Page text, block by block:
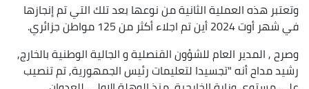
وتعتبر هذه العملية الثانية من نوعها بعد تلك التي تم إنجازها
في شهر أوت 2024 أين تم اجلاء أكثر من 125 مواطن جزائري.
وصرح , المدير العام للشؤون القنصلية و الجالية الوطنية بالخارج,
رشيد مداح أنه "تجسيدا لتعليمات رئيس الجمهورية, تم تنصيب